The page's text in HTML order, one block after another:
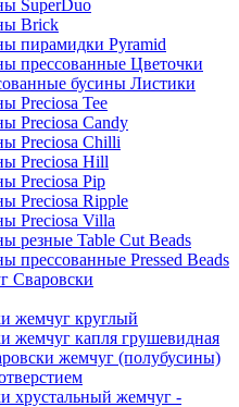
SuperDuo
Brick
пирамидки Pyramid
прессованные Цветочки
бусины Листики
Preciosa Tee
Preciosa Candy
Preciosa Chilli
Preciosa Hill
Preciosa Pip
Preciosa Ripple
Preciosa Villa
резные Table Cut Beads
прессованные Pressed Beads
Сваровски
жемчуг круглый
жемчуг капля грушевидная
жемчуг (полубусины)
хрустальный жемчуг -